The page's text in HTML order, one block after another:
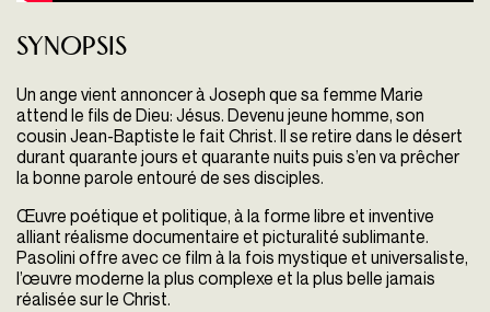
Synopsis
Un ange vient annoncer à Joseph que sa femme Marie
attend le fils de Dieu: Jésus. Devenu jeune homme, son
cousin Jean-Baptiste le fait Christ. Il se retire dans le désert
durant quarante jours et quarante nuits puis s’en va prêcher
la bonne parole entouré de ses disciples.
Œuvre poétique et politique, à la forme libre et inventive
alliant réalisme documentaire et picturalité sublimante.
Pasolini offre avec ce film à la fois mystique et universaliste,
l’œuvre moderne la plus complexe et la plus belle jamais
réalisée sur le Christ.